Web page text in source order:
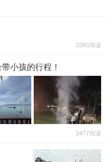
3360阅读
小孩的行程！
3477阅读